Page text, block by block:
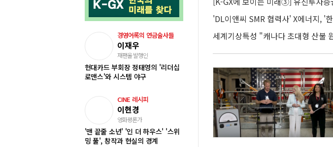
경영어록의 연금술사들
이재우
재팬올 발행인
현대카드 부회장 정태영의 '리더십
로맨스'와 시스템 야구
CINE 레시피
이현경
영화평론가
'맨 끝줄 소년' '인 더 하우스' '스위
밍 풀', 창작과 현실의 경계